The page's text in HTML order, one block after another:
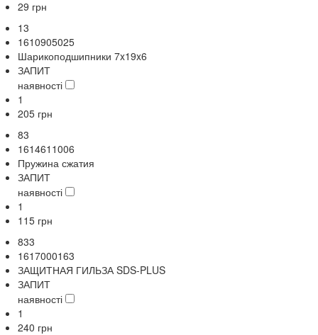
29 грн
13
1610905025
Шарикоподшипники 7x19x6
ЗАПИТ
наявності
1
205 грн
83
1614611006
Пружина сжатия
ЗАПИТ
наявності
1
115 грн
833
1617000163
ЗАЩИТНАЯ ГИЛЬЗА SDS-PLUS
ЗАПИТ
наявності
1
240 грн